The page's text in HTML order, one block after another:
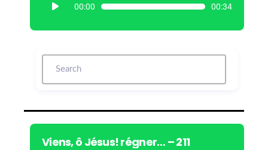
c
e
r
u
d
i
00:00 00:34
Viens, ô Jésus! régner… – 211